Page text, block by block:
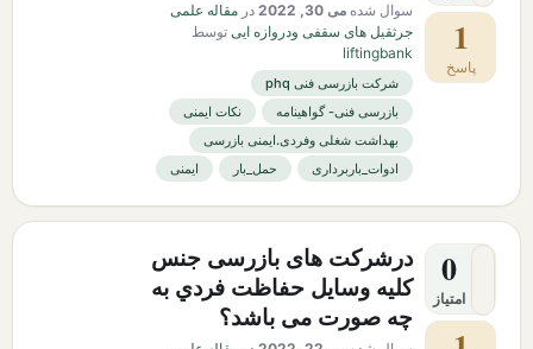
1
پاسخ
سوال شده می 30, 2022 در مقاله علمی
جرثقیل های سقفی ودروازه ایی توسط
liftingbank
شرکت بازرسی فنی phq
بازرسی فنی- گواهینامه
نکات ایمنی
بهداشت شغلی وفردی.ایمنی بازرسی
ادوات_باربرداری
حمل_بار ایمنی
0
امتیاز
درشرکت های بازرسی جنس
كليه وسايل حفاظت فردي به
چه صورت می باشد؟